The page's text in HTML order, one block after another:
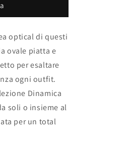
optical di questi
ovale piatta e
per esaltare
ogni outfit.
Dinamica
soli o insieme al
per un total